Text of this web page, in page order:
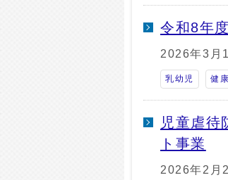
令和8年
2026年3月
乳幼児 健
児童虐待
ト事業
2026年2月